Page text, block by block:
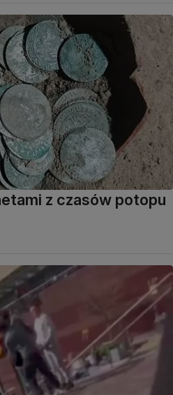
z czasów potopu